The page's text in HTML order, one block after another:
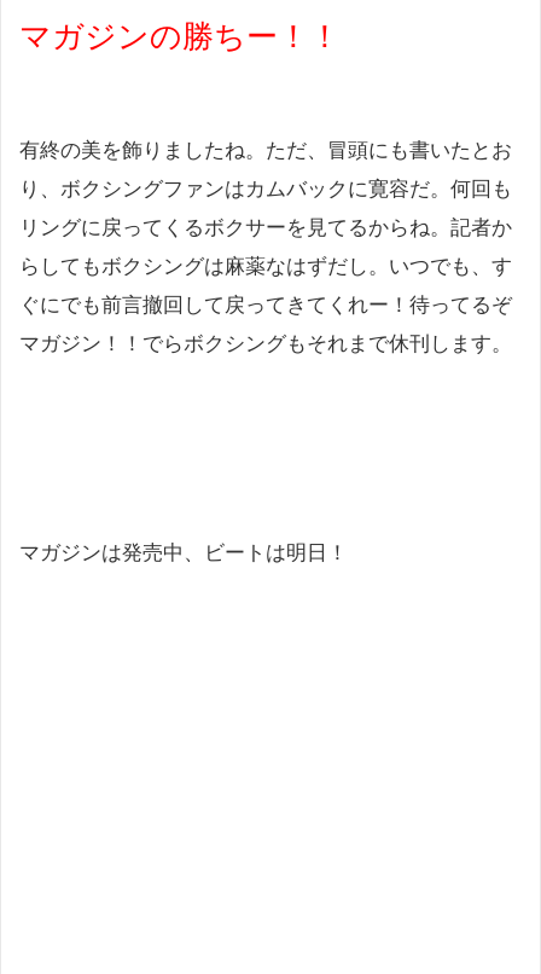
マガジンの勝ちー！！
有終の美を飾りましたね。ただ、冒頭にも書いたとお
り、ボクシングファンはカムバックに寛容だ。何回も
リングに戻ってくるボクサーを見てるからね。記者か
らしてもボクシングは麻薬なはずだし。いつでも、す
ぐにでも前言撤回して戻ってきてくれー！待ってるぞ
マガジン！！でらボクシングもそれまで休刊します。
マガジンは発売中、ビートは明日！